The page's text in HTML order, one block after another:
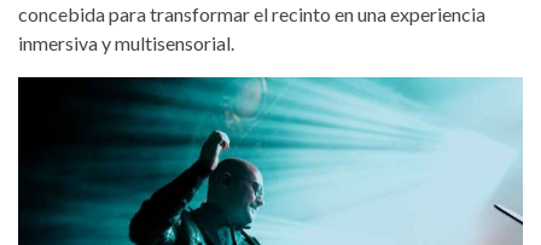
concebida para transformar el recinto en una experiencia
inmersiva y multisensorial.
sou_noctambula.jpg